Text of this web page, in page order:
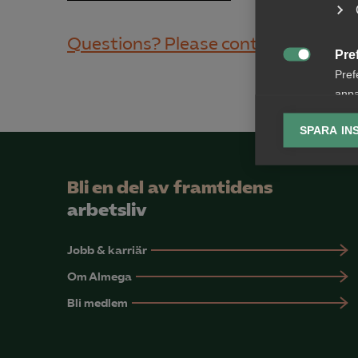


SPARA
Questions? Please contact us.
Bli en del av framtidens
arbetsliv
Jobb & karriär
Om Almega
Bli medlem